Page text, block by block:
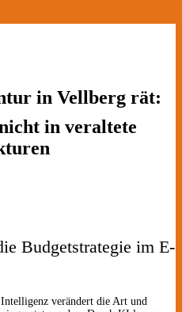
in Vellberg rät:
in veraltete
Budgetstrategie im E-
verändert die Art und